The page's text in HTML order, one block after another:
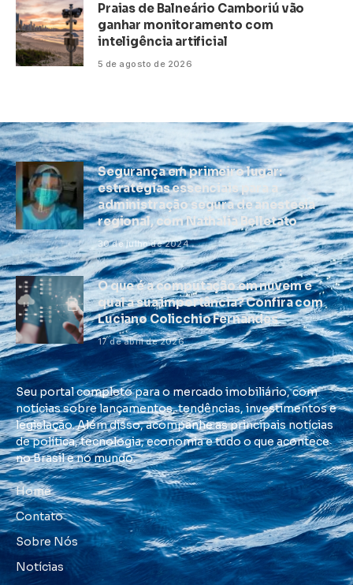
Praias de Balneário Camboriú vão
ganhar monitoramento com
inteligência artificial
5 de agosto de 2026
Segurança em primeiro lugar:
estratégias essenciais para a
administração segura de anestesia
regional, com Nathalia Belletato
30 de julho de 2024
O que é a computação em nuvem e
qual a sua importância? Confira com
Luciano Colicchio Fernandes
17 de abril de 2026
Seu portal completo para o mercado imobiliário, com
notícias sobre lançamentos, tendências, investimentos e
legislação. Além disso, acompanhe as principais notícias
de política, tecnologia, economia e tudo o que acontece
no Brasil e no mundo.
Home
Contato
Sobre Nós
Notícias